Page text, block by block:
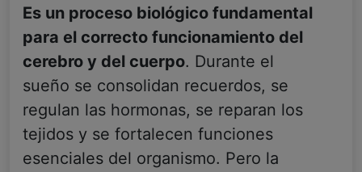
Es un proceso biológico fundamental
para el correcto funcionamiento del
cerebro y del cuerpo. Durante el
sueño se consolidan recuerdos, se
regulan las hormonas, se reparan los
tejidos y se fortalecen funciones
esenciales del organismo. Pero la